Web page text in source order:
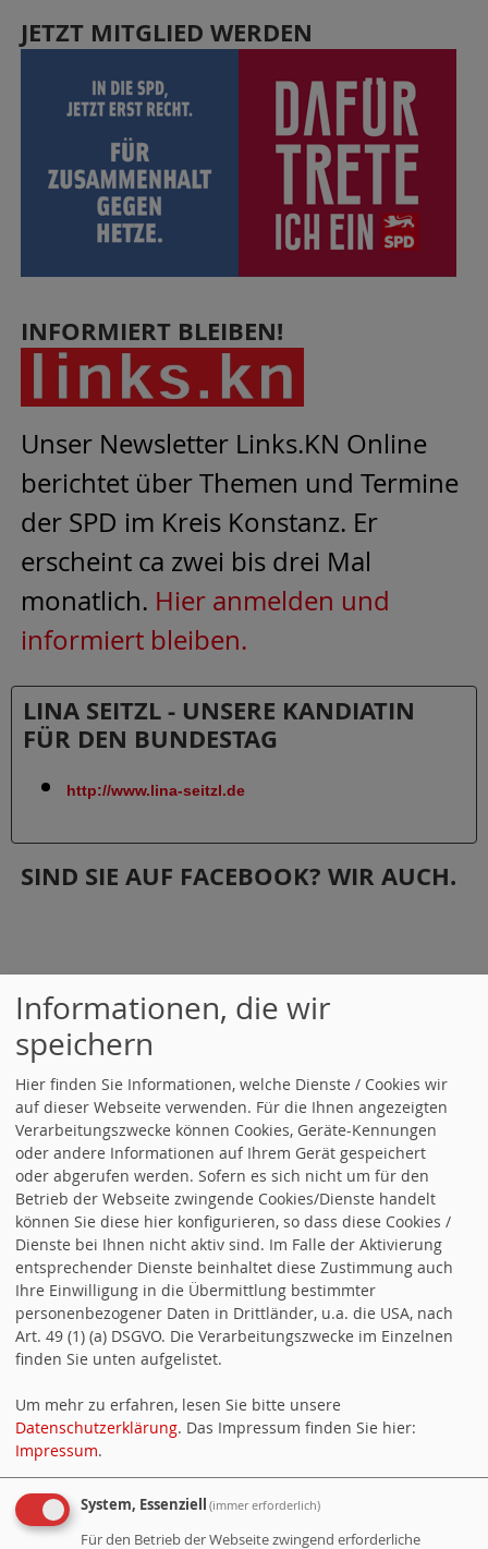
JETZT MITGLIED WERDEN
INFORMIERT BLEIBEN!
Unser Newsletter Links.KN Online
berichtet über Themen und Termine
der SPD im Kreis Konstanz. Er
erscheint ca zwei bis drei Mal
monatlich. Hier anmelden und
informiert bleiben.
LINA SEITZL - UNSERE KANDIATIN
FÜR DEN BUNDESTAG
http://www.lina-seitzl.de
SIND SIE AUF FACEBOOK? WIR AUCH.
SIND SIE AUF FACEBOOK? WIR AUCH.
http://www.facebook.com/SPD.Rado
Informationen, die wir
speichern
Hier finden Sie Informationen, welche Dienste / Cookies wir
auf dieser Webseite verwenden. Für die Ihnen angezeigten
Verarbeitungszwecke können Cookies, Geräte-Kennungen
oder andere Informationen auf Ihrem Gerät gespeichert
oder abgerufen werden. Sofern es sich nicht um für den
Betrieb der Webseite zwingende Cookies/Dienste handelt
können Sie diese hier konfigurieren, so dass diese Cookies /
Dienste bei Ihnen nicht aktiv sind. Im Falle der Aktivierung
entsprechender Dienste beinhaltet diese Zustimmung auch
Ihre Einwilligung in die Übermittlung bestimmter
personenbezogener Daten in Drittländer, u.a. die USA, nach
Art. 49 (1) (a) DSGVO. Die Verarbeitungszwecke im Einzelnen
finden Sie unten aufgelistet.
Um mehr zu erfahren, lesen Sie bitte unsere
Datenschutzerklärung. Das Impressum finden Sie hier:
Impressum.
System, Essenziell (immer erforderlich)
Für den Betrieb der Webseite zwingend erforderliche